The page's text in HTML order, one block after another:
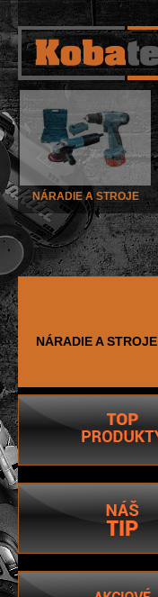
NÁRADIE A STROJE
NÁRADIE A STROJE